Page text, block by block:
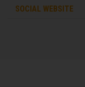
SOCIAL WEBSITE